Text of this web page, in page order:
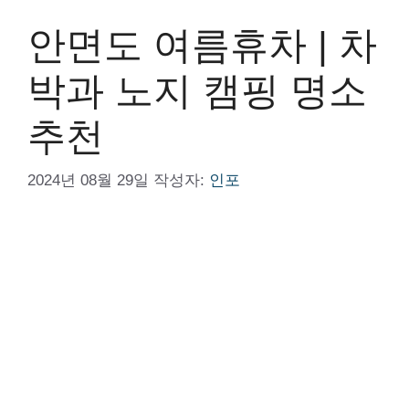
안면도 여름휴차 | 차
박과 노지 캠핑 명소
추천
2024년 08월 29일 작성자: 인포